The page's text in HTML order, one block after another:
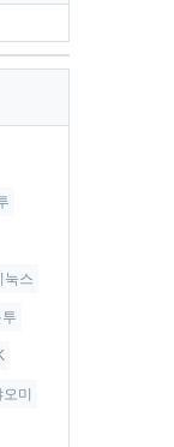
눅스
미